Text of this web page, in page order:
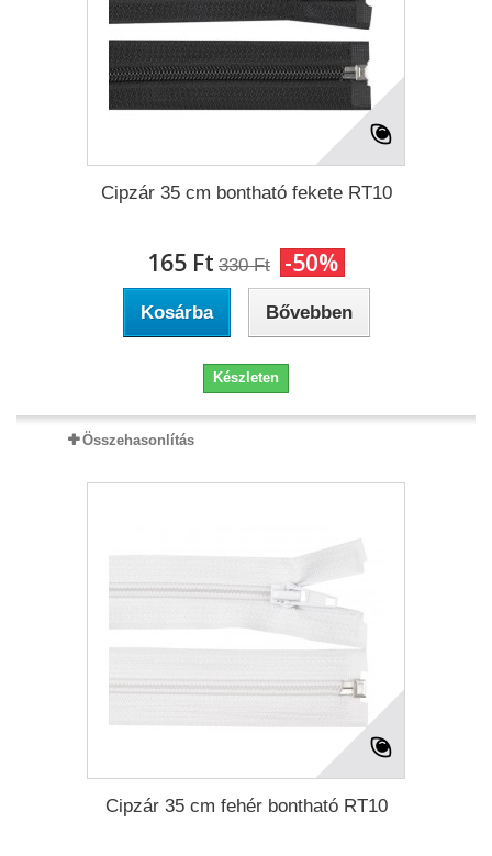
Cipzár 35 cm bontható fekete RT10
165 Ft‎ 330 Ft‎ -50%
Kosárba Bővebben
Készleten
Összehasonlítás
Cipzár 35 cm fehér bontható RT10